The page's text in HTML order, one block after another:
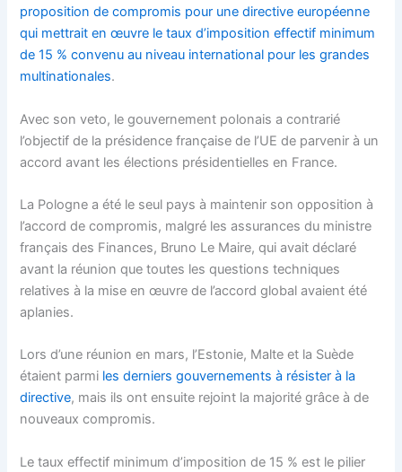
proposition de compromis pour une directive européenne
qui mettrait en œuvre le taux d’imposition effectif minimum
de 15 % convenu au niveau international pour les grandes
multinationales.
Avec son veto, le gouvernement polonais a contrarié
l’objectif de la présidence française de l’UE de parvenir à un
accord avant les élections présidentielles en France.
La Pologne a été le seul pays à maintenir son opposition à
l’accord de compromis, malgré les assurances du ministre
français des Finances, Bruno Le Maire, qui avait déclaré
avant la réunion que toutes les questions techniques
relatives à la mise en œuvre de l’accord global avaient été
aplanies.
Lors d’une réunion en mars, l’Estonie, Malte et la Suède
étaient parmi les derniers gouvernements à résister à la
directive, mais ils ont ensuite rejoint la majorité grâce à de
nouveaux compromis.
Le taux effectif minimum d’imposition de 15 % est le pilier